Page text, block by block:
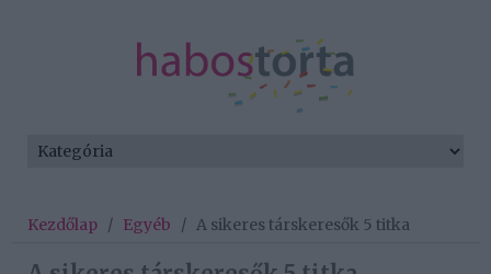
Kezdőlap / Egyéb / A sikeres társkeresők 5 titka